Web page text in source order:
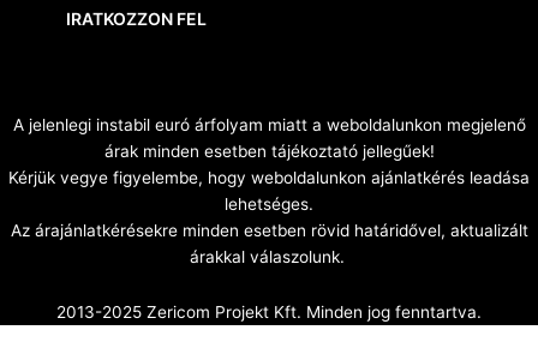
IRATKOZZON FEL
A jelenlegi instabil euró árfolyam miatt a weboldalunkon megjelenő
árak minden esetben tájékoztató jellegűek!
Kérjük vegye figyelembe, hogy weboldalunkon ajánlatkérés leadása
lehetséges.
Az árajánlatkérésekre minden esetben rövid határidővel, aktualizált
árakkal válaszolunk.
2013-2025 Zericom Projekt Kft. Minden jog fenntartva.